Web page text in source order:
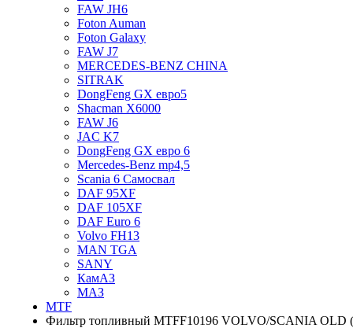
FAW JH6
Foton Auman
Foton Galaxy
FAW J7
MERCEDES-BENZ CHINA
SITRAK
DongFeng GX евро5
Shacman X6000
FAW J6
JAC K7
DongFeng GX евро 6
Mercedes-Benz mp4,5
Scania 6 Самосвал
DAF 95XF
DAF 105XF
DAF Euro 6
Volvo FH13
MAN TGA
SANY
КамАЗ
МАЗ
MTF
Фильтр топливный MTFF10196 VOLVO/SCANIA OLD